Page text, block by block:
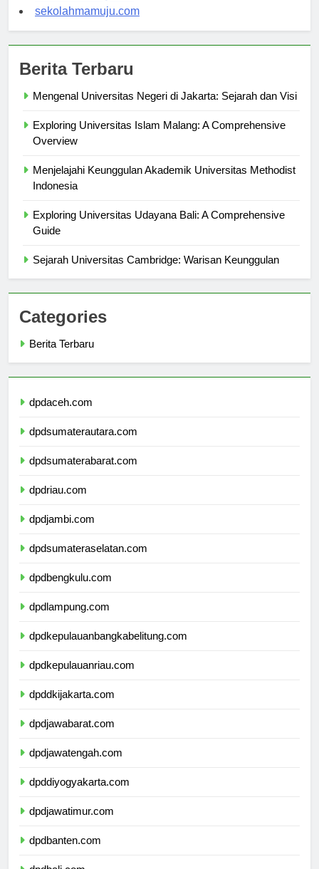
sekolahsorong.com
Exploring Universitas Islam Malang: A Comprehensive
Menjelajahi Keunggulan Akademik Universitas Methodist
Exploring Universitas Udayana Bali: A Comprehensive
Categories